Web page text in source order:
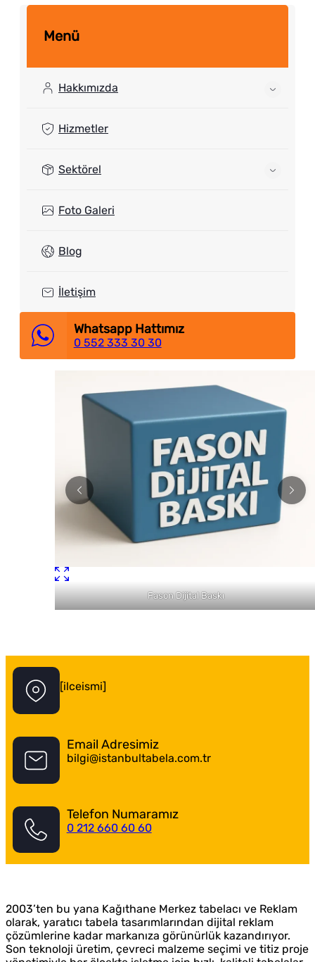
Menü
Hakkımızda
Hizmetler
Sektörel
Foto Galeri
Blog
İletişim
Whatsapp Hattımız
0 552 333 30 30
Fason Dijital Baskı
[ilceismi]
Email Adresimiz
bilgi@istanbultabela.com.tr
Telefon Numaramız
0 212 660 60 60
2003’ten bu yana Kağıthane Merkez tabelacı ve Reklam
olarak, yaratıcı tabela tasarımlarından dijital reklam
çözümlerine kadar markanıza görünürlük kazandırıyor.
Son teknoloji üretim, çevreci malzeme seçimi ve titiz proje